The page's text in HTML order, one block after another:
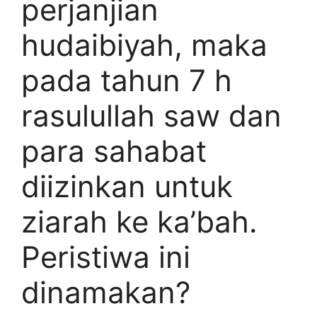
perjanjian
hudaibiyah, maka
pada tahun 7 h
rasulullah saw dan
para sahabat
diizinkan untuk
ziarah ke ka’bah.
Peristiwa ini
dinamakan?